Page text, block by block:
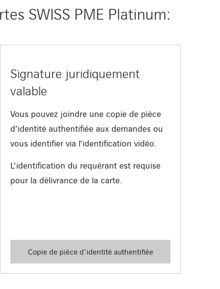
SWISS PME Platinum:
Signature juridiquement
valable
Vous pouvez joindre une copie de pièce
d’identité authentifiée aux demandes ou
vous identifier via l’identification vidéo.
L’identification du requérant est requise
pour la délivrance de la carte.
Copie de pièce d’identité authentifiée